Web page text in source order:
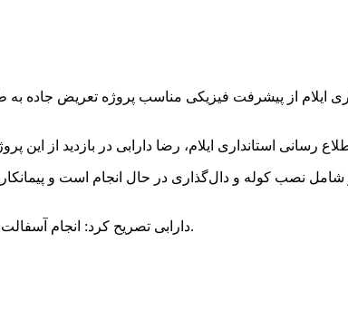
ایلام از پیشرفت فیزیکی مناسب پروژه تعریض جاده
نصب کوله و دال‌گذاری در حال انجام است و
دارابی تصریح کرد: انجام آسفالت این چهار کیلومتر از مسیر سنگر نادر توسط سازمان راهداری و حمل‌ونقل استان ایلام صورت خواهد گرفت.